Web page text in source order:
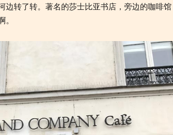
边转了转。著名的莎士比亚书店，旁边的咖啡馆